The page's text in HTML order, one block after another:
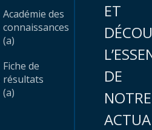
Académie des
connaissances
(a)
Fiche de
résultats
(a)
ET
DE
NOTRE